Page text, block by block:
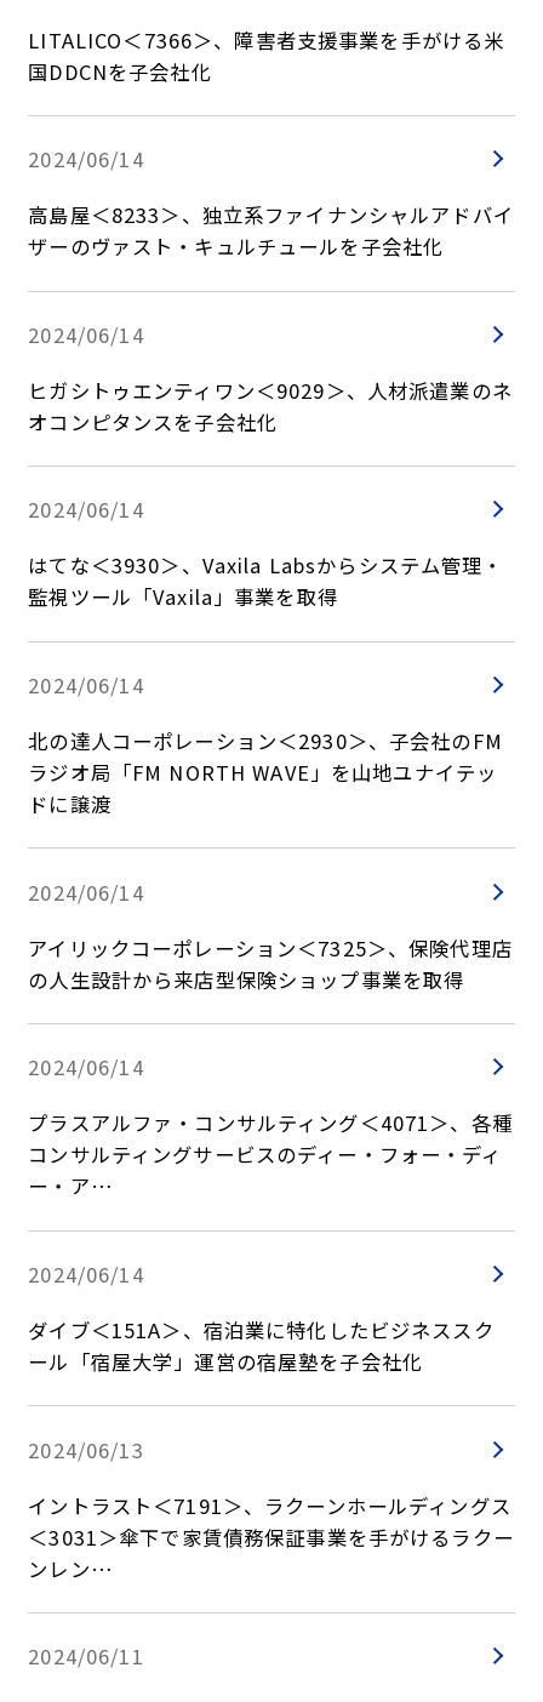
LITALICO＜7366＞、障害者支援事業を手がける米
国DDCNを子会社化
2024/06/14
高島屋＜8233＞、独立系ファイナンシャルアドバイ
ザーのヴァスト・キュルチュールを子会社化
2024/06/14
ヒガシトゥエンティワン＜9029＞、人材派遣業のネ
オコンピタンスを子会社化
2024/06/14
はてな＜3930＞、Vaxila Labsからシステム管理・
監視ツール「Vaxila」事業を取得
2024/06/14
北の達人コーポレーション＜2930＞、子会社のFM
ラジオ局「FM NORTH WAVE」を山地ユナイテッ
ドに譲渡
2024/06/14
アイリックコーポレーション＜7325＞、保険代理店
の人生設計から来店型保険ショップ事業を取得
2024/06/14
プラスアルファ・コンサルティング＜4071＞、各種
コンサルティングサービスのディー・フォー・ディ
ー・ア…
2024/06/14
ダイブ＜151A＞、宿泊業に特化したビジネススク
ール「宿屋大学」運営の宿屋塾を子会社化
2024/06/13
イントラスト＜7191＞、ラクーンホールディングス
＜3031＞傘下で家賃債務保証事業を手がけるラクー
ンレン…
2024/06/11